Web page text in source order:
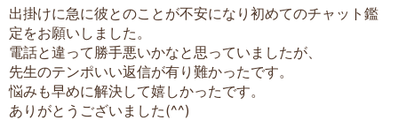
出掛けに急に彼とのことが不安になり初めてのチャット鑑
定をお願いしました。
電話と違って勝手悪いかなと思っていましたが、
先生のテンポいい返信が有り難かったです。
悩みも早めに解決して嬉しかったです。
ありがとうございました(^^)